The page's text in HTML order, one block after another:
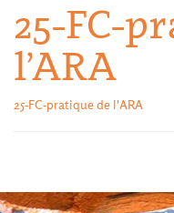
25-FC-
l’ARA
25-FC-pratique de l'ARA